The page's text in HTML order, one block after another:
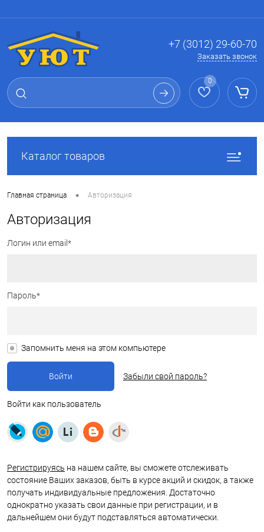
+7 (3012) 29-60-70
Заказать звонок
0
Каталог товаров
Главная страница • Авторизация
Авторизация
Логин или email*
Пароль*
Запомнить меня на этом компьютере
Забыли свой пароль?
Войти как пользователь
Регистрируясь на нашем сайте, вы сможете отслеживать
состояние Ваших заказов, быть в курсе акций и скидок, а также
получать индивидуальные предложения. Достаточно
однократно указать свои данные при регистрации, и в
дальнейшем они будут подставляться автоматически.